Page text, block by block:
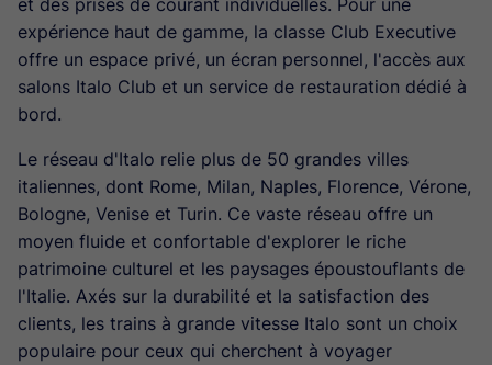
expérience haut de gamme, la classe Club Executive
offre un espace privé, un écran personnel, l'accès aux
salons Italo Club et un service de restauration dédié à
bord.
Le réseau d'Italo relie plus de 50 grandes villes
italiennes, dont Rome, Milan, Naples, Florence, Vérone,
Bologne, Venise et Turin. Ce vaste réseau offre un
moyen fluide et confortable d'explorer le riche
patrimoine culturel et les paysages époustouflants de
l'Italie. Axés sur la durabilité et la satisfaction des
clients, les trains à grande vitesse Italo sont un choix
populaire pour ceux qui cherchent à voyager